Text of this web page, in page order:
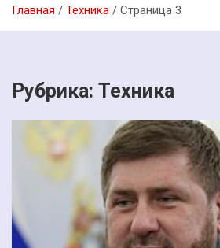
Главная Техника Страница 3
Рубрика: Техника